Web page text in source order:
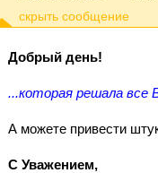
Добрый день!
...которая решала все
А можете привести
C Уважением,